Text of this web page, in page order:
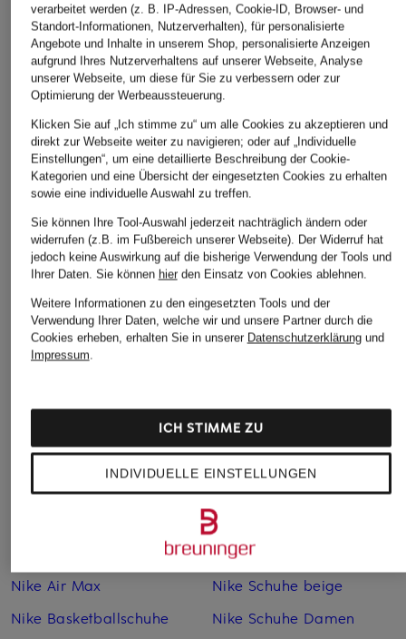
ICHI
IHKATE
39,99 €
PNTS
189,95 €
DRYKORN
7/8-Chino
99,99 €
Bestpreis:
Ursprünglich:149,99 €
Nike Air Max
Nike Basketballschuhe
Nike Schuhe
Nike Schuhe beige
Nike Schuhe Damen
verarbeitet werden (z. B. IP-Adressen, Cookie-ID, Browser- und
Standort-Informationen, Nutzerverhalten), für personalisierte
Angebote und Inhalte in unserem Shop, personalisierte Anzeigen
aufgrund Ihres Nutzerverhaltens auf unserer Webseite, Analyse
unserer Webseite, um diese für Sie zu verbessern oder zur
Optimierung der Werbeaussteuerung.
Klicken Sie auf „Ich stimme zu“ um alle Cookies zu akzeptieren und
direkt zur Webseite weiter zu navigieren; oder auf „Individuelle
Einstellungen“, um eine detaillierte Beschreibung der Cookie-
Kategorien und eine Übersicht der eingesetzten Cookies zu erhalten
sowie eine individuelle Auswahl zu treffen.
Sie können Ihre Tool-Auswahl jederzeit nachträglich ändern oder
widerrufen (z.B. im Fußbereich unserer Webseite). Der Widerruf hat
jedoch keine Auswirkung auf die bisherige Verwendung der Tools und
Ihrer Daten. Sie können hierden Einsatz von Cookies ablehnen.
Weitere Informationen zu den eingesetzten Tools und der
Verwendung Ihrer Daten, welche wir und unsere Partner durch die
Cookies erheben, erhalten Sie in unserer Datenschutzerklärungund
Impressum.
INDIVIDUELLE EINSTELLUNGEN
ICH STIMME ZU